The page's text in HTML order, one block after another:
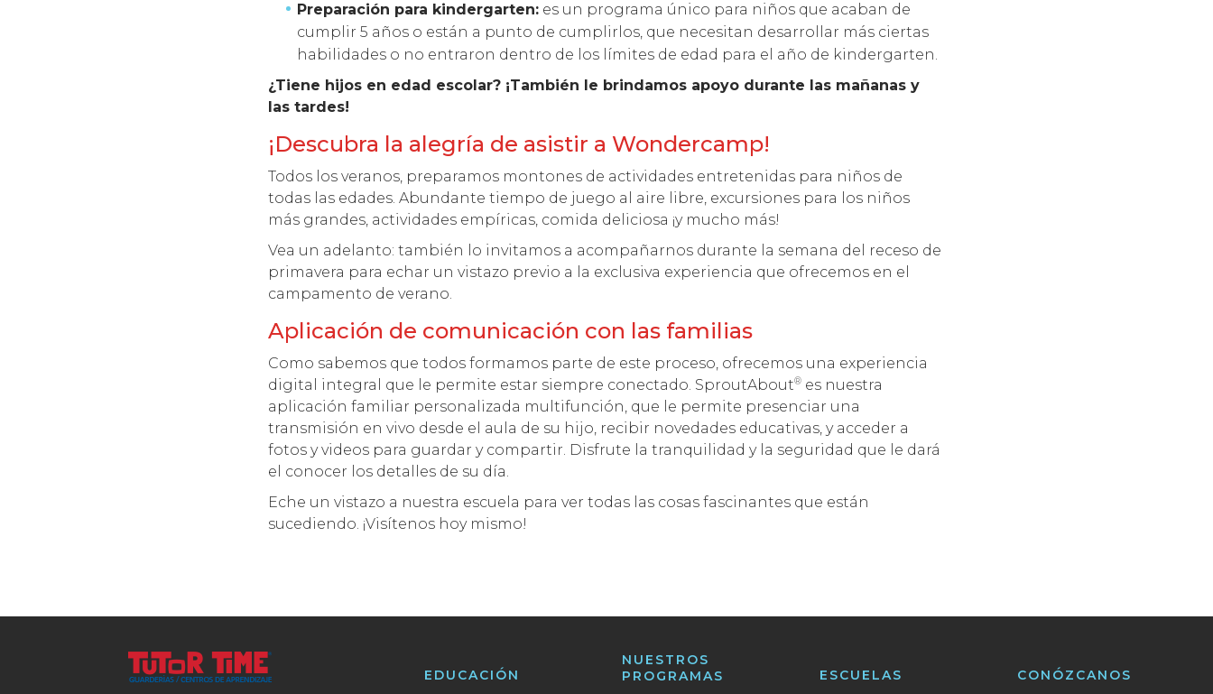
Preparación para kindergarten: es un programa único para niños que acaban de
cumplir 5 años o están a punto de cumplirlos, que necesitan desarrollar más ciertas
habilidades o no entraron dentro de los límites de edad para el año de kindergarten.
¿Tiene hijos en edad escolar? ¡También le brindamos apoyo durante las mañanas y
las tardes!
¡Descubra la alegría de asistir a Wondercamp!
Todos los veranos, preparamos montones de actividades entretenidas para niños de
todas las edades. Abundante tiempo de juego al aire libre, excursiones para los niños
más grandes, actividades empíricas, comida deliciosa ¡y mucho más!
Vea un adelanto: también lo invitamos a acompañarnos durante la semana del receso de
primavera para echar un vistazo previo a la exclusiva experiencia que ofrecemos en el
campamento de verano.
Aplicación de comunicación con las familias
Como sabemos que todos formamos parte de este proceso, ofrecemos una experiencia
digital integral que le permite estar siempre conectado. SproutAbout® es nuestra
aplicación familiar personalizada multifunción, que le permite presenciar una
transmisión en vivo desde el aula de su hijo, recibir novedades educativas, y acceder a
fotos y videos para guardar y compartir. Disfrute la tranquilidad y la seguridad que le dará
el conocer los detalles de su día.
Eche un vistazo a nuestra escuela para ver todas las cosas fascinantes que están
sucediendo. ¡Visítenos hoy mismo!
EDUCACIÓN
NUESTROS
PROGRAMAS
ESCUELAS CONÓZCANOS